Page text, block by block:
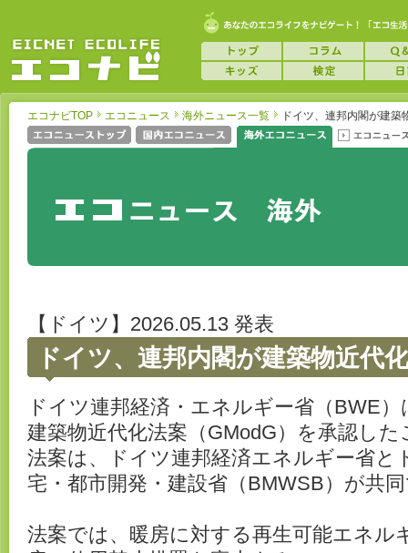
エコナビTOP エコニュース 海外ニュース一覧 ドイツ、連邦内閣が建築
【ドイツ】2026.05.13 発表
ドイツ、連邦内閣が建築物近代
ドイツ連邦経済・エネルギー省（BWE
建築物近代化法案（GModG）を承認し
法案は、ドイツ連邦経済エネルギー省と
宅・都市開発・建設省（BMWSB）が共
法案では、暖房に対する再生可能エネル